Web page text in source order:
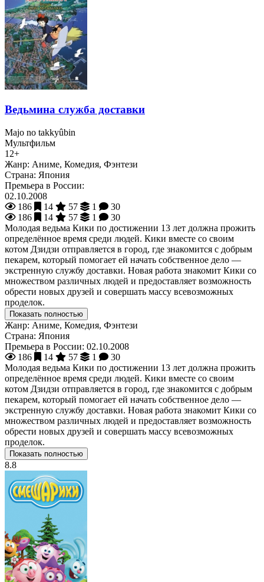
Ведьмина служба доставки
Majo no takkyûbin
Мультфильм
12+
Жанр: Аниме, Комедия, Фэнтези
Страна: Япония
Премьера в России:
02.10.2008
186
14 57 1
30
186
14 57 1
30
Молодая ведьма Кики по достижении 13 лет должна прожить
определённое время среди людей. Кики вместе со своим
котом Дзидзи отправляется в город, где знакомится с добрым
пекарем, который помогает ей начать собственное дело —
экстренную службу доставки. Новая работа знакомит Кики со
множеством различных людей и предоставляет возможность
обрести новых друзей и совершать массу всевозможных
проделок.
Показать полностью
Жанр: Аниме, Комедия, Фэнтези
Страна: Япония
Премьера в России: 02.10.2008
186
14 57 1
30
Молодая ведьма Кики по достижении 13 лет должна прожить
определённое время среди людей. Кики вместе со своим
котом Дзидзи отправляется в город, где знакомится с добрым
пекарем, который помогает ей начать собственное дело —
экстренную службу доставки. Новая работа знакомит Кики со
множеством различных людей и предоставляет возможность
обрести новых друзей и совершать массу всевозможных
проделок.
Показать полностью
8.8